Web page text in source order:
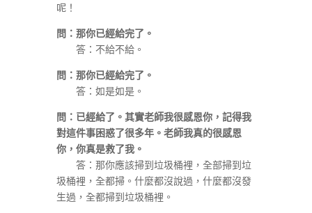
呢！
問：那你已經給完了。
答：不給不給。
問：那你已經給完了。
答：如是如是。
問：已經給了。其實老師我很感恩你，記得我
對這件事困惑了很多年。老師我真的很感恩
你，你真是救了我。
答：那你應該掃到垃圾桶裡，全部掃到垃
圾桶裡，全都掃。什麼都沒說過，什麼都沒發
生過，全都掃到垃圾桶裡。